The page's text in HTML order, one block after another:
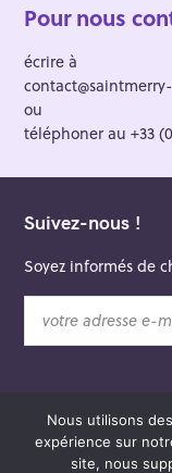
Pour nous
écrire à
ou
téléphoner au +33
Suivez-nous !
Soyez informés de
t
© 2026
Nous utilisons
expérience sur
site, nous